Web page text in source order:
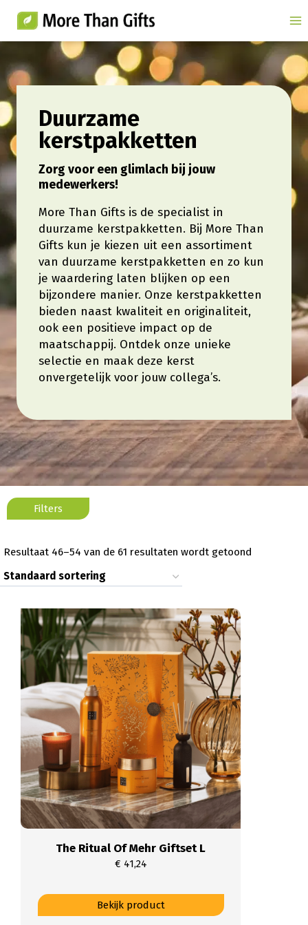
naar
inhoud
Duurzame
kerstpakketten
Zorg voor een glimlach bij jouw
medewerkers!
More Than Gifts is de specialist in
duurzame kerstpakketten. Bij More Than
Gifts kun je kiezen uit een assortiment
van duurzame kerstpakketten en zo kun
je waardering laten blijken op een
bijzondere manier. Onze kerstpakketten
bieden naast kwaliteit en originaliteit,
ook een positieve impact op de
maatschappij. Ontdek onze unieke
selectie en maak deze kerst
onvergetelijk voor jouw collega’s.
Resultaat 46–54 van de 61 resultaten wordt getoond
The Ritual Of Mehr Giftset L
€ 41,24
Dit
Bekijk product